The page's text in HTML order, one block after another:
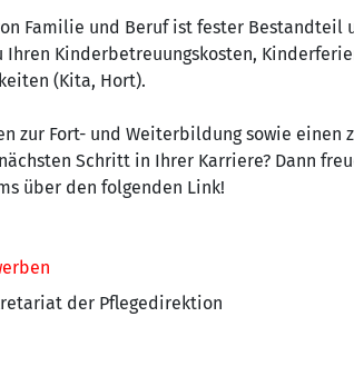
Familie und Beruf ist fester
Ihren Kinderbetreuungskosten,
(Kita, Hort).
zur Fort- und Weiterbildung sowie einen
Schritt in Ihrer Karriere? Dann
über den folgenden Link!
der Pflegedirektion